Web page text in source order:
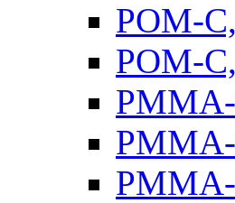
POM-
POM-
PMMA-
PMMA-